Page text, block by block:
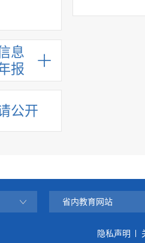
息
报
公开
省内教育网站
隐私声明